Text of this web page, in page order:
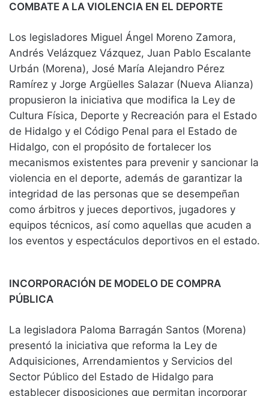
COMBATE A LA VIOLENCIA EN EL DEPORTE
Los legisladores Miguel Ángel Moreno Zamora,
Andrés Velázquez Vázquez, Juan Pablo Escalante
Urbán (Morena), José María Alejandro Pérez
Ramírez y Jorge Argüelles Salazar (Nueva Alianza)
propusieron la iniciativa que modifica la Ley de
Cultura Física, Deporte y Recreación para el Estado
de Hidalgo y el Código Penal para el Estado de
Hidalgo, con el propósito de fortalecer los
mecanismos existentes para prevenir y sancionar la
violencia en el deporte, además de garantizar la
integridad de las personas que se desempeñan
como árbitros y jueces deportivos, jugadores y
equipos técnicos, así como aquellas que acuden a
los eventos y espectáculos deportivos en el estado.
INCORPORACIÓN DE MODELO DE COMPRA
PÚBLICA
La legisladora Paloma Barragán Santos (Morena)
presentó la iniciativa que reforma la Ley de
Adquisiciones, Arrendamientos y Servicios del
Sector Público del Estado de Hidalgo para
establecer disposiciones que permitan incorporar